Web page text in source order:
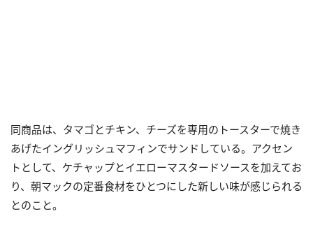
同商品は、タマゴとチキン、チーズを専用のトースターで焼き
あげたイングリッシュマフィンでサンドしている。アクセン
トとして、ケチャップとイエローマスタードソースを加えてお
り、朝マックの定番食材をひとつにした新しい味が感じられる
とのこと。